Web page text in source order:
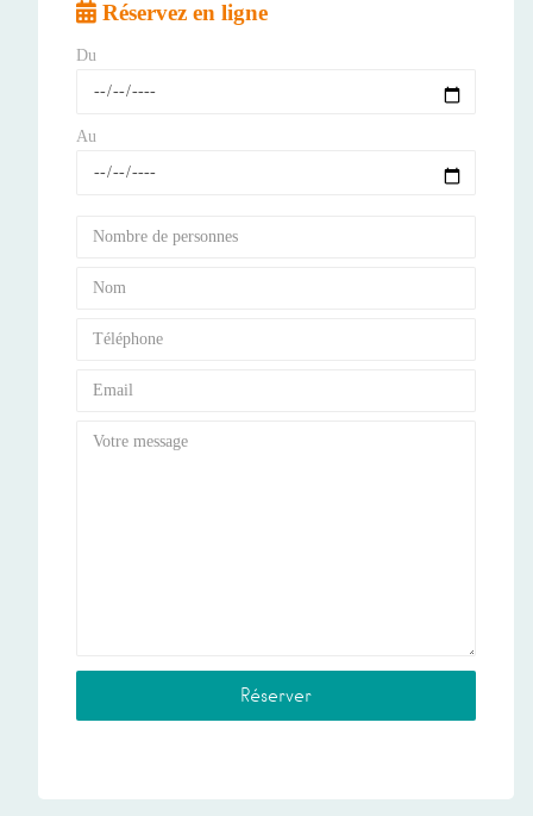
Réservez en ligne
Du
Au